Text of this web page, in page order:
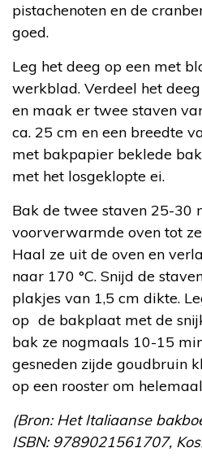
pistachenoten en de
goed.
Leg het deeg op een met
werkblad. Verdeel het
en maak er twee staven
ca. 25 cm en een breedte
met bakpapier beklede
met het losgeklopte ei.
Bak de twee staven 25-30
voorverwarmde oven tot
Haal ze uit de oven en
naar 170 °C. Snijd de
plakjes van 1,5 cm dikte.
op de bakplaat met de
bak ze nogmaals 10-15
gesneden zijde goudbruin
op een rooster om
(Bron: Het Italiaanse
ISBN: 9789021561707,